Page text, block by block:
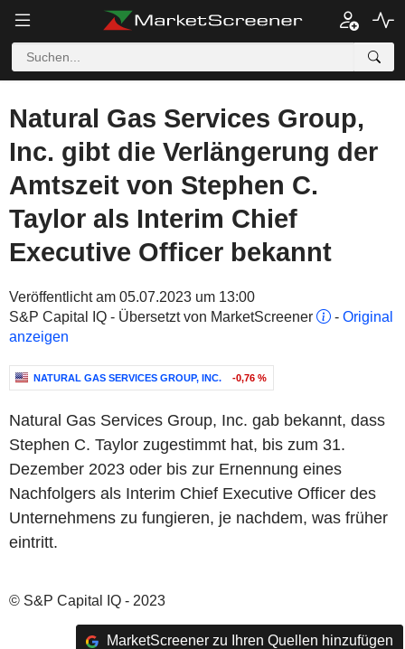
Natural Gas Services Group,
Inc. gibt die Verlängerung der
Amtszeit von Stephen C.
Taylor als Interim Chief
Executive Officer bekannt
Veröffentlicht am 05.07.2023 um 13:00
S&P Capital IQ - Übersetzt von MarketScreener
- Original
anzeigen
NATURAL GAS SERVICES GROUP, INC. -0,76 %
Natural Gas Services Group, Inc. gab bekannt, dass
Stephen C. Taylor zugestimmt hat, bis zum 31.
Dezember 2023 oder bis zur Ernennung eines
Nachfolgers als Interim Chief Executive Officer des
Unternehmens zu fungieren, je nachdem, was früher
eintritt.
© S&P Capital IQ - 2023
MarketScreener zu Ihren Quellen hinzufügen